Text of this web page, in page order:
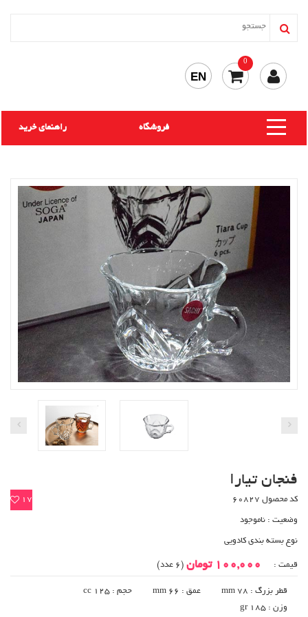
0
EN
راهنمای خرید فروشگاه
فنجان تیارا
17 کد محصول 60827
وضعیت : ناموجود
نوع بسته بندی کادویی
قیمت : 100,000 تومان (6 عدد)
قطر بزرگ : 78 mm عمق : 66 mm
حجم : 125 cc
وزن : 185 gr